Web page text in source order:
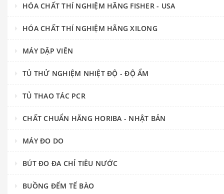
HÓA CHẤT THÍ NGHIỆM HÃNG FISHER - USA
HÓA CHẤT THÍ NGHIỆM HÃNG XILONG
MÁY DẬP VIÊN
TỦ THỬ NGHIỆM NHIỆT ĐỘ - ĐỘ ẨM
TỦ THAO TÁC PCR
CHẤT CHUẨN HÃNG HORIBA - NHẬT BẢN
MÁY ĐO DO
BÚT ĐO ĐA CHỈ TIÊU NƯỚC
BUỒNG ĐẾM TẾ BÀO